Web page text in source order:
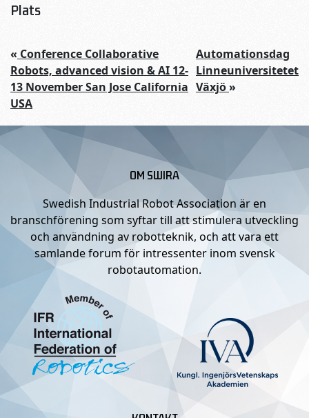
Plats
« Conference Collaborative
Robots, advanced vision & AI 12-
13 November San Jose California
USA
Automationsdag
Linneuniversitetet
Växjö»
OM SWIRA
Swedish Industrial Robot Association är en
branschförening som syftar till att stimulera utveckling
och användning av robotteknik, och att vara ett
samlande forum för intressenter inom svensk
robotautomation.